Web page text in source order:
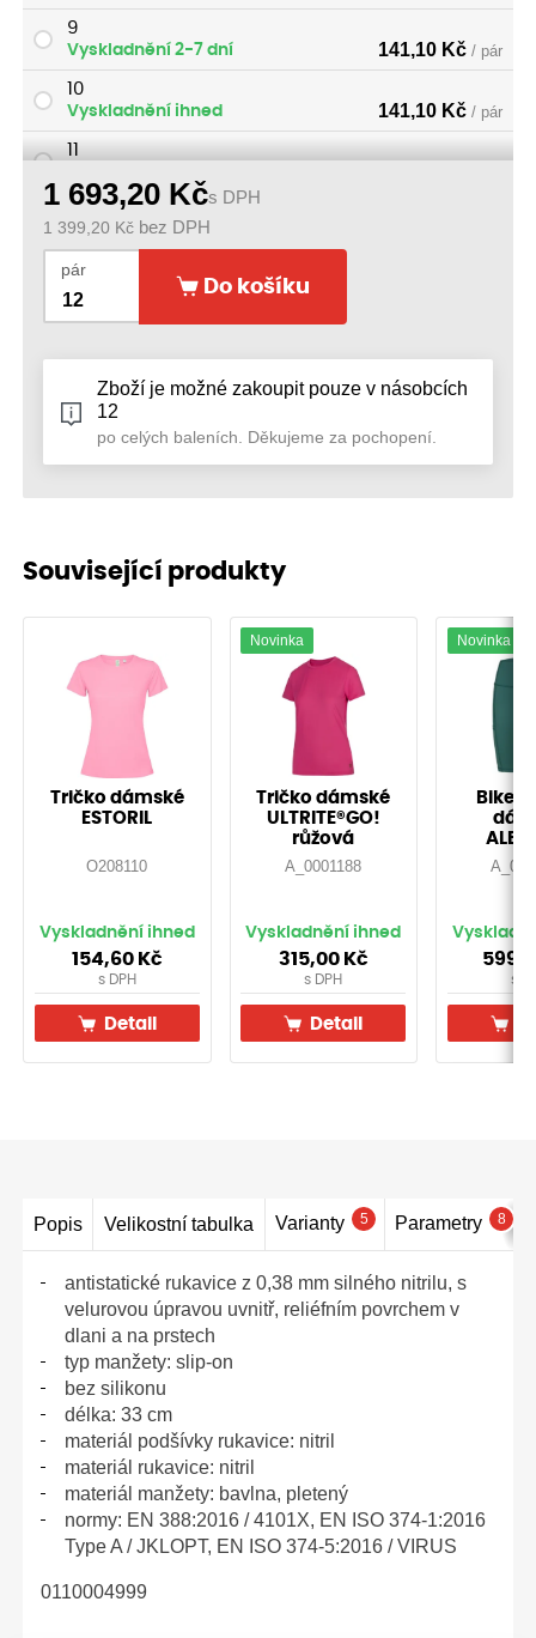
9
Vyskladnění 2-7 dní
141,10 Kč / pár
10
Vyskladnění ihned
141,10 Kč / pár
11
1 693,20 Kčs DPH
1 399,20 Kč bez DPH
pár
Do košíku
Zboží je možné zakoupit pouze v násobcích
12
po celých baleních. Děkujeme za pochopení.
Související produkty
Tričko dámské
ESTORIL
O208110
Vyskladnění ihned
154,60 Kč
s DPH
Detail
Novinka
Tričko dámské
ULTRITE®GO!
růžová
A_0001188
Vyskladnění ihned
315,00 Kč
s DPH
Detail
Novinka
Biker
s
Popis Velikostní tabulka Varianty 5 Parametry 8
antistatické rukavice z 0,38 mm silného nitrilu, s
velurovou úpravou uvnitř, reliéfním povrchem v
dlani a na prstech
typ manžety: slip-on
bez silikonu
délka: 33 cm
materiál podšívky rukavice: nitril
materiál rukavice: nitril
materiál manžety: bavlna, pletený
normy: EN 388:2016 / 4101X, EN ISO 374-1:2016
Type A / JKLOPT, EN ISO 374-5:2016 / VIRUS
0110004999